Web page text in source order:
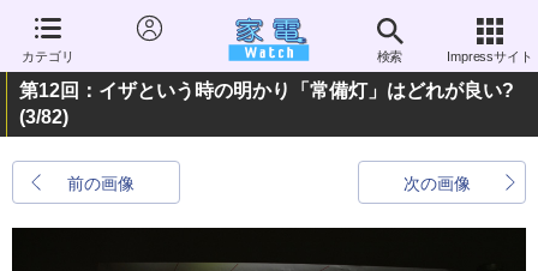
カテゴリ 検索 Impressサイト
第12回：イザという時の明かり「常備灯」はどれが良い?
(3/82)
前の画像 次の画像